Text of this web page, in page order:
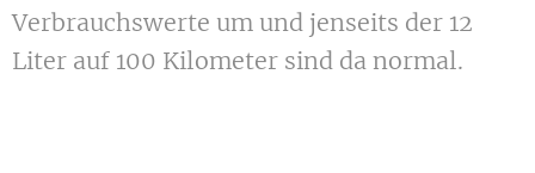
Verbrauchswerte um und jenseits der 12
Liter auf 100 Kilometer sind da normal.